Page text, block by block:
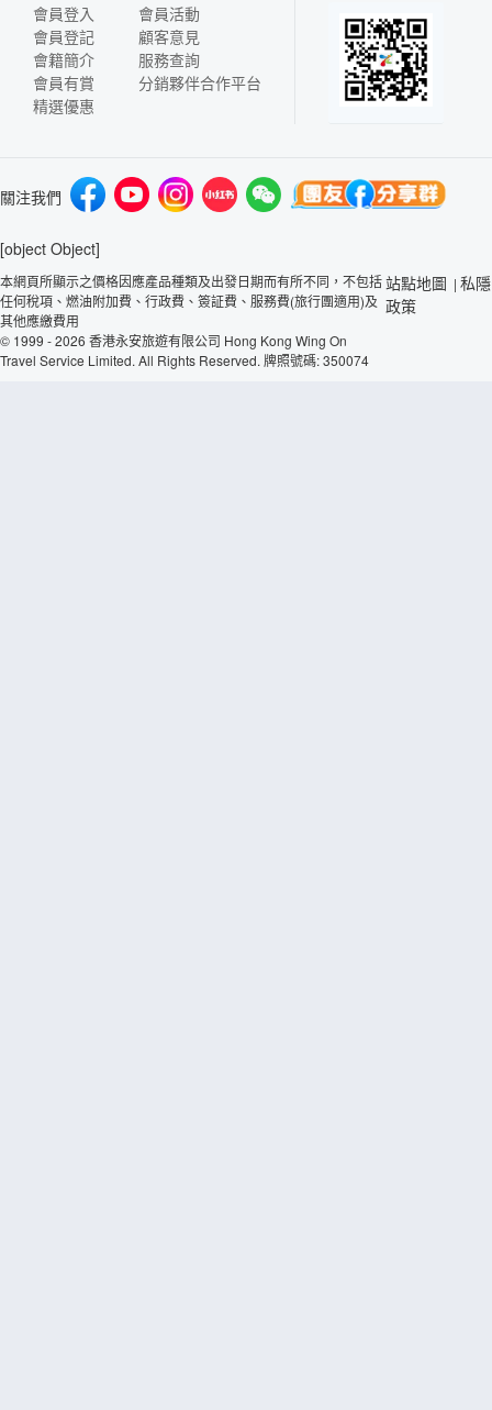
會員登入
會員登記
會籍簡介
會員有賞
精選優惠
會員活動
顧客意見
服務查詢
分銷夥伴合作平台
關注我們
[object Object]
本網頁所顯示之價格因應產品種類及出發日期而有所不同，不包括
任何稅項、燃油附加費、行政費、簽証費、服務費(旅行團適用)及
其他應繳費用
© 1999 - 2026 香港永安旅遊有限公司 Hong Kong Wing On
Travel Service Limited. All Rights Reserved. 牌照號碼: 350074
站點地圖 | 私隱
政策